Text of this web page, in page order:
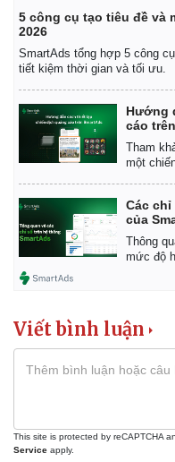
Kinh tế
Bất động sản
5 công cụ tạo tiêu đề và
2026
SmartAds tổng hợp 5 công
tiết kiệm thời gian và tối ưu.
Hướng
cáo
Tham
một
Các
của
Thông
mức độ
Viết bình luận
This site is protected by reCAPTCHA
Service apply.